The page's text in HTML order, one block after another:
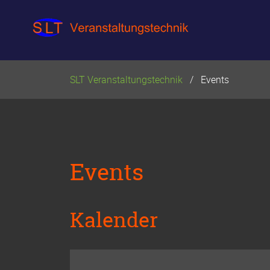
überspringen
SLT Veranstaltungstechnik Events
Events
Kalender